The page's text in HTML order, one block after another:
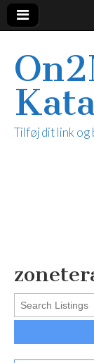
Tilføj dit link og